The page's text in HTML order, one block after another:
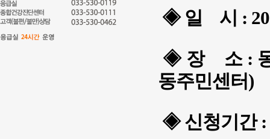
◈ 일 시 :
◈ 장 소 :
동주민센터)
◈ 신청기간 :